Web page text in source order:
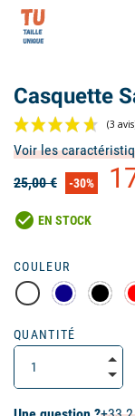
Casquette
Voir les
25,00 €
-30%
check_circle EN STOCK
COULEUR
QUANTITÉ